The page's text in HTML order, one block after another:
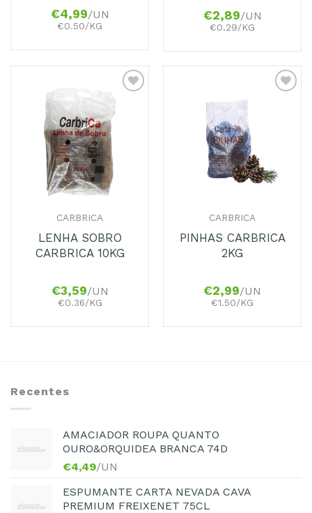
€4,99/UN
€0.50/KG
€2,89/UN
€0.29/KG
Adicionar
Favoritos
CARBRICA
LENHA SOBRO
CARBRICA 10KG
€3,59/UN
€0.36/KG
CARBRICA
PINHAS CARBRICA
2KG
€2,99/UN
€1.50/KG
Recentes
AMACIADOR ROUPA QUANTO
OURO&ORQUIDEA BRANCA 74D
€4,49/UN
ESPUMANTE CARTA NEVADA CAVA
PREMIUM FREIXENET 75CL